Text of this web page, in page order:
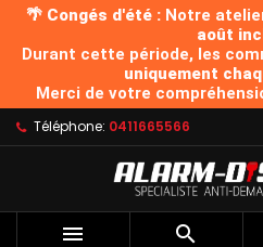
🌴 Congés d'été :Notre
août
Durant cette période, les
uniquement
Merci de votre
Téléphone: 0411665566
 